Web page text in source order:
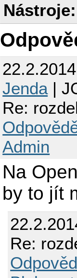
Nástroje:
Jenda|
Re:
Admin
Na
by to jít
Re: